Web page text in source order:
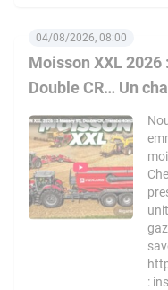
Moisson XXL 2026
Double CR… Un
04/08/2026, 08:00
: